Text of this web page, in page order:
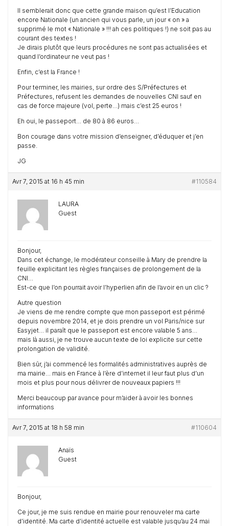
Il semblerait donc que cette grande maison qu’est l’Education
encore Nationale (un ancien qui vous parle, un jour « on » a
supprimé le mot « Nationale » !!! ah ces politiques !) ne soit pas au
courant des textes !
Je dirais plutôt que leurs procédures ne sont pas actualisées et
quand l’ordinateur ne veut pas !
Enfin, c’est la France !
Pour terminer, les mairies, sur ordre des S/Préfectures et
Préfectures, refusent les demandes de nouvelles CNI sauf en
cas de force majeure (vol, perte…) mais c’est 25 euros !
Eh oui, le passeport… de 80 à 86 euros…
Bon courage dans votre mission d’enseigner, d’éduquer et j’en
passe.
JG
Avr 7, 2015 at 16 h 45 min #110584
LAURA
Guest
Bonjour,
Dans cet échange, le modérateur conseille à Mary de prendre la
feuille explicitant les règles françaises de prolongement de la
CNI…
Est-ce que l’on pourrait avoir l’hyperlien afin de l’avoir en un clic ?
Autre question
Je viens de me rendre compte que mon passeport est périmé
depuis novembre 2014, et je dois prendre un vol Paris/nice sur
Easyjet… il paraît que le passeport est encore valable 5 ans…
mais là aussi, je ne trouve aucun texte de loi explicite sur cette
prolongation de validité.
Bien sûr, j’ai commencé les formalités administratives auprès de
ma mairie… mais en France à l’ère d’internet il leur faut plus d’un
mois et plus pour nous délivrer de nouveaux papiers !!!
Merci beaucoup par avance pour m’aider à avoir les bonnes
informations
Avr 7, 2015 at 18 h 58 min #110604
Anaïs
Guest
Bonjour,
Ce jour, je me suis rendue en mairie pour renouveler ma carte
d’identité. Ma carte d’identité actuelle est valable jusqu’au 24 mai